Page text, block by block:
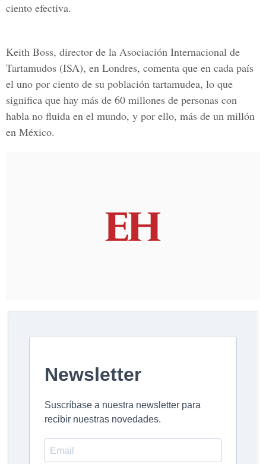
ciento efectiva.
Keith Boss, director de la Asociación Internacional de
Tartamudos (ISA), en Londres, comenta que en cada país
el uno por ciento de su población tartamudea, lo que
significa que hay más de 60 millones de personas con
habla no fluida en el mundo, y por ello, más de un millón
en México.